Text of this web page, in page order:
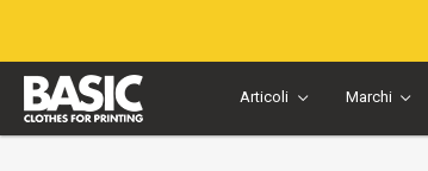
Articoli Marchi